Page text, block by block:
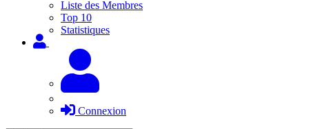
Liste des Membres
Top 10
Statistiques
Connexion